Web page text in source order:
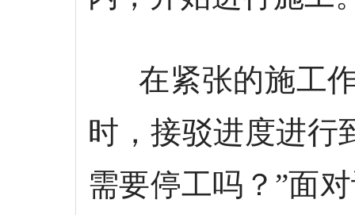
在紧张的施工作
时，接驳进度进行
需要停工吗？”面